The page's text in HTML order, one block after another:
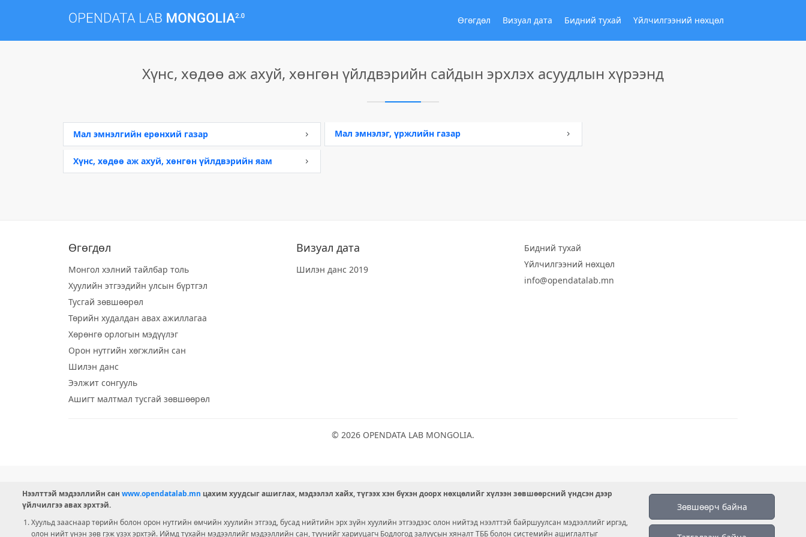
Өгөгдөл Визуал дата Бидний тухай Үйлчилгээний нөхцөл
Хүнс, хөдөө аж ахуй, хөнгөн үйлдвэрийн сайдын эрхлэх асуудлын хүрээнд
Мал эмнэлгийн ерөнхий газар Мал эмнэлэг, үржлийн газар
Хүнс, хөдөө аж ахуй, хөнгөн үйлдвэрийн яам
Өгөгдөл
Монгол хэлний тайлбар толь
Хуулийн этгээдийн улсын бүртгэл
Тусгай зөвшөөрөл
Төрийн худалдан авах ажиллагаа
Хөрөнгө орлогын мэдүүлэг
Орон нутгийн хөгжлийн сан
Шилэн данс
Ээлжит сонгууль
Ашигт малтмал тусгай зөвшөөрөл
Визуал дата
Шилэн данс 2019
Бидний тухай
Үйлчилгээний нөхцөл
info@opendatalab.mn
© 2026 OPENDATA LAB MONGOLIA.
Зөвшөөрч байна
Нээлттэй мэдээллийн сан www.opendatalab.mn цахим хуудсыг ашиглах, мэдээлэл хайх, түгээх хэн бүхэн доорх нөхцөлийг хүлээн зөвшөөрсний үндсэн дээр
үйлчилгээ авах эрхтэй.
Хуульд зааснаар төрийн болон орон нутгийн өмчийн хуулийн этгээд, бусад нийтийн эрх зүйн хуулийн этгээдээс олон нийтэд нээлттэй байршуулсан мэдээллийг иргэд,
олон нийт үнэн зөв гэж үзэх эрхтэй. Иймд тухайн мэдээллийг мэдээллийн сан, түүнийг хариуцагч Бодлогод залуусын хяналт ТББ болон системийн ашиглалтыг